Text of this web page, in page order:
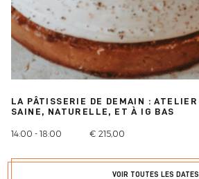
LA PÂTISSERIE DE DEMAIN : ATELIER
SAINE, NATURELLE, ET À IG BAS
14:00 - 18:00 € 215,00
VOIR TOUTES LES DATES